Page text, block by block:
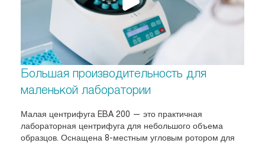
Большая производительность для
маленькой лаборатории
Малая центрифуга EBA 200 — это практичная
лабораторная центрифуга для небольшого объема
образцов. Оснащена 8-местным угловым ротором для